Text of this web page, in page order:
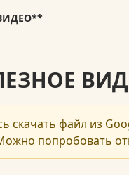
скачать файл из
попробовать